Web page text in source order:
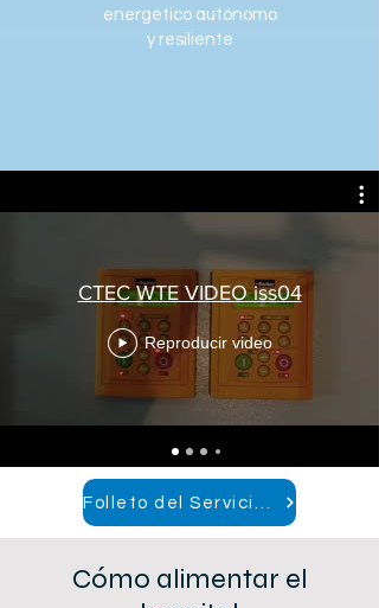
energético autónomo
y resiliente
CTEC WTE VIDEO iss04
Reproducir video
Cómo alimentar el